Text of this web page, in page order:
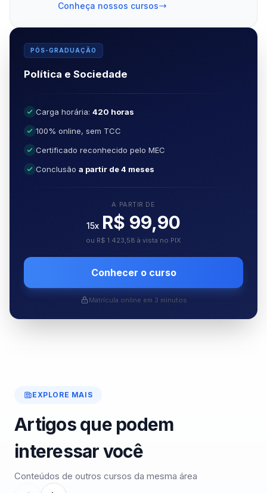
Conheça nossos cursos
PÓS-GRADUAÇÃO
Política e Sociedade
Carga horária: 420 horas
100% online, sem TCC
Certificado reconhecido pelo MEC
Conclusão a partir de 4 meses
A PARTIR DE
15x R$ 99,90
ou R$ 1.423,58 à vista no PIX
Conhecer o curso
Matrícula online em 3 minutos
EXPLORE MAIS
Artigos que podem
interessar você
Conteúdos de outros cursos da mesma área